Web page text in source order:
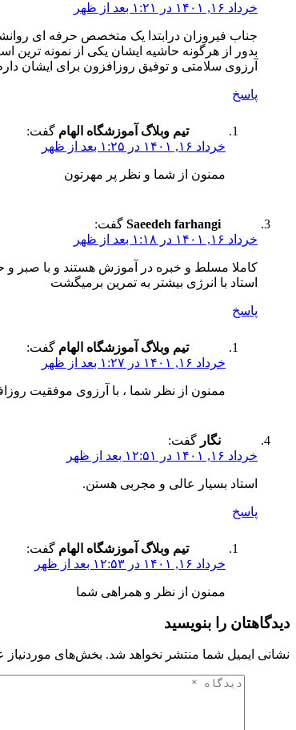
خرداد ۱۶, ۱۴۰۱ در ۱:۲۱ بعد از ظهر
جناب فیروزان درابتدا یک متخصص حرفه ای
بدور از هرگونه حاشیه ایشان یکی از نمونه ترین
آرزوی سلامتی و توفیق روزافزون برای ایشان
پاسخ
تیم وبلاگ آموزشگاه الهام گفت:
خرداد ۱۶, ۱۴۰۱ در ۱:۲۵ بعد از ظهر
ممنون از شما و نظر پر مهرتون
Saeedeh farhangi گفت:
خرداد ۱۶, ۱۴۰۱ در ۱:۱۸ بعد از ظهر
کاملا مسلط و خبره در آموزش هستند و با صبر و
استاد با انرژی بیشتر به تمرین برمیگشت
پاسخ
تیم وبلاگ آموزشگاه الهام گفت:
خرداد ۱۶, ۱۴۰۱ در ۱:۲۷ بعد از ظهر
ممنون از نظر شما ، با آرزوی موفقیت
نگار گفت:
خرداد ۱۶, ۱۴۰۱ در ۱۲:۵۱ بعد از ظهر
استاد بسیار عالی و مجربی هستن.
پاسخ
تیم وبلاگ آموزشگاه الهام گفت:
خرداد ۱۶, ۱۴۰۱ در ۱۲:۵۳ بعد از ظهر
ممنون از نظر و همراهی شما
دیدگاهتان را بنویسید
نشانی ایمیل شما منتشر نخواهد شد. بخش‌های موردنیاز